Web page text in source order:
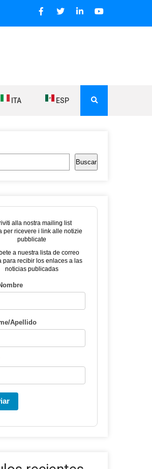
DESDE 2006 DIFUNDE NOTICIAS
ITA ESP
Buscar
alla nostra mailing list
per ricevere i link alle notizie
pubblicate
a nuestra lista de correo
para recibir los enlaces a las
noticias publicadas
Apellido